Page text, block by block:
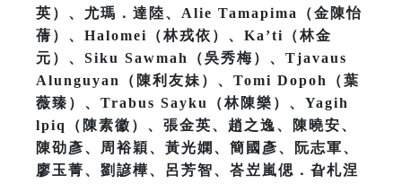
英）、尤瑪．達陸、Alie Tamapima（金陳怡
蒨）、Halomei（林戎依）、Ka’ti（林金
元）、Siku Sawmah（吳秀梅）、Tjavaus
Alunguyan（陳利友妹）、Tomi Dopoh（葉
薇臻）、Trabus Sayku（林陳樂）、Yagih
lpiq（陳素徽）、張金英、趙之逸、陳曉安、
陳劭彥、周裕穎、黃光嫻、簡國彥、阮志軍、
廖玉菁、劉諺樺、呂芳智、峇岦嵐偲．旮札涅